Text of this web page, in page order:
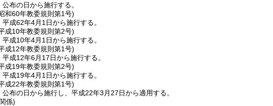
布の日から施行する。
和60年教委規則第1号)
平成62年4月1日から施行する。
成10年教委規則第2号)
平成10年4月1日から施行する。
成12年教委規則第1号)
平成12年6月17日から施行する。
成19年教委規則第2号)
平成19年4月1日から施行する。
成22年教委規則第1号)
公布の日から施行し、平成22年3月27日から適用する。
係)